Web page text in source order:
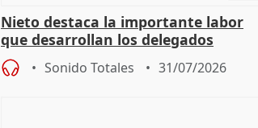
Nieto destaca la importante labor
que desarrollan los delegados
territoriales de la Junta
Sonido Totales 31/07/2026